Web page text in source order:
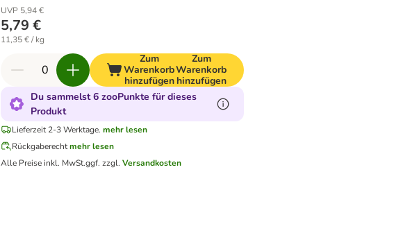
UVP 5,94 €
5,79 €
11,35 € / kg
Zum
Warenkorb
hinzufügen
Zum
Warenkorb
hinzufügen
Du sammelst 6 zooPunkte für dieses
Produkt
Lieferzeit 2-3 Werktage. mehr lesen
Rückgaberechtmehr lesen
Alle Preise inkl. MwSt.ggf. zzgl. Versandkosten